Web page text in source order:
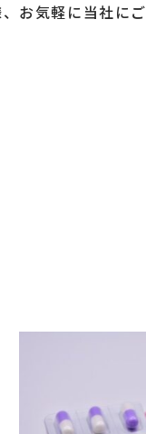
お気軽に当社に